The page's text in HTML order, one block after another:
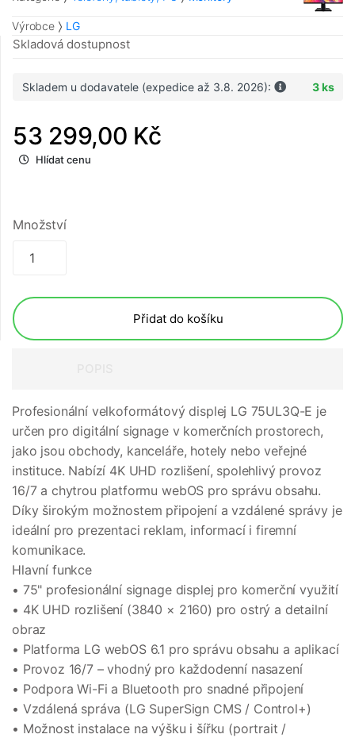
Výrobce LG
Skladová dostupnost
Skladem u dodavatele (expedice až 3.8. 2026): 3 ks
53 299,00 Kč
Hlídat cenu
Množství
Přidat do košíku
Profesionální velkoformátový displej LG 75UL3Q-E je
určen pro digitální signage v komerčních prostorech,
jako jsou obchody, kanceláře, hotely nebo veřejné
instituce. Nabízí 4K UHD rozlišení, spolehlivý provoz
16/7 a chytrou platformu webOS pro správu obsahu.
Díky širokým možnostem připojení a vzdálené správy je
ideální pro prezentaci reklam, informací i firemní
komunikace.
Hlavní funkce
• 75" profesionální signage displej pro komerční využití
• 4K UHD rozlišení (3840 × 2160) pro ostrý a detailní
obraz
• Platforma LG webOS 6.1 pro správu obsahu a aplikací
• Provoz 16/7 – vhodný pro každodenní nasazení
• Podpora Wi-Fi a Bluetooth pro snadné připojení
• Vzdálená správa (LG SuperSign CMS / Control+)
• Možnost instalace na výšku i šířku (portrait /